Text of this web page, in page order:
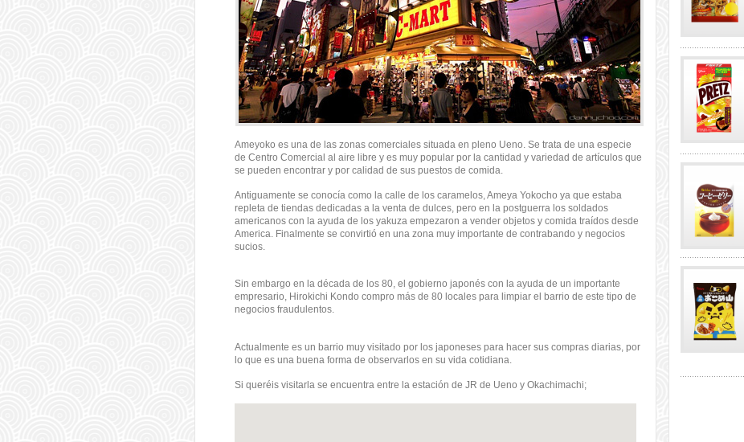
Ameyoko es una de las zonas comerciales situada en pleno Ueno. Se trata de una especie
de Centro Comercial al aire libre y es muy popular por la cantidad y variedad de artículos que
se pueden encontrar y por calidad de sus puestos de comida.
Antiguamente se conocía como la calle de los caramelos, Ameya Yokocho ya que estaba
repleta de tiendas dedicadas a la venta de dulces, pero en la postguerra los soldados
americanos con la ayuda de los yakuza empezaron a vender objetos y comida traídos desde
America. Finalmente se convirtió en una zona muy importante de contrabando y negocios
sucios.
Sin embargo en la década de los 80, el gobierno japonés con la ayuda de un importante
empresario, Hirokichi Kondo compro más de 80 locales para limpiar el barrio de este tipo de
negocios fraudulentos.
Actualmente es un barrio muy visitado por los japoneses para hacer sus compras diarias, por
lo que es una buena forma de observarlos en su vida cotidiana.
Si queréis visitarla se encuentra entre la estación de JR de Ueno y Okachimachi;